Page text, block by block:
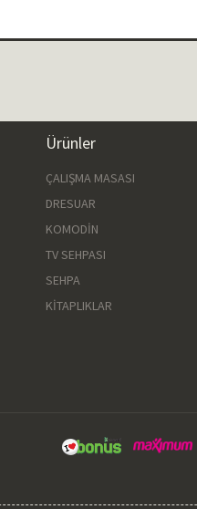
Ürünler
ÇALIŞMA MASASI
DRESUAR
KOMODİN
TV SEHPASI
SEHPA
KİTAPLIKLAR